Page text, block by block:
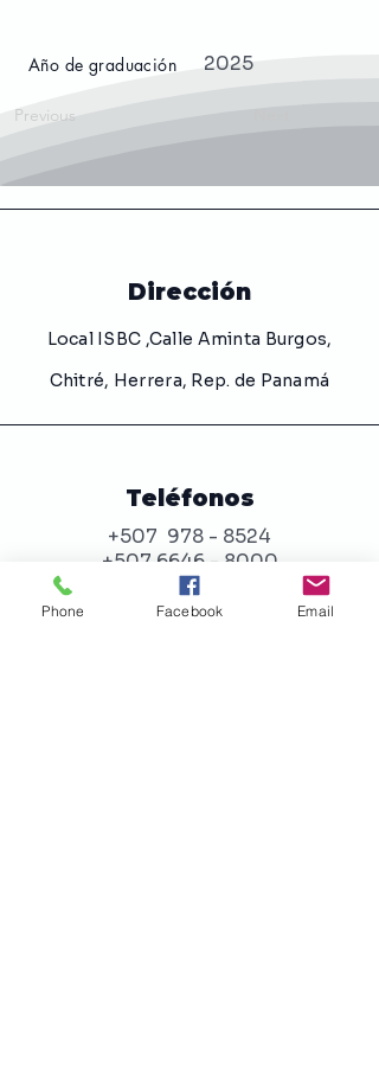
Año de graduación 2025
Previous
Dirección
Local ISBC ,Calle Aminta Burgos,
Chitré, Herrera, Rep. de Panamá
Teléfonos
+507 978 - 8524
+507 6646 - 8000
Phone Facebook Email